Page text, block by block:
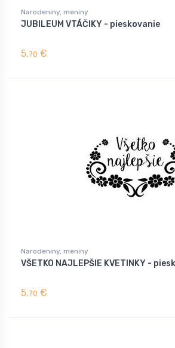
Narodeniny, meniny
JUBILEUM VTÁČIKY - pieskovanie
5,70 €
Narodeniny, meniny
VŠETKO NAJLEPŠIE KVETINKY -
5,70 €